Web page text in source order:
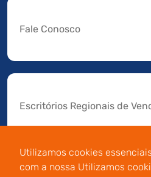
Utilizamos cookies
com a nossa Utilizamos
Fale Conosco
Escritórios Regionais de